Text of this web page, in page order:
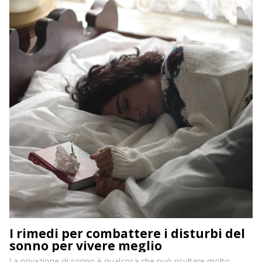
I rimedi per combattere i disturbi del
sonno per vivere meglio